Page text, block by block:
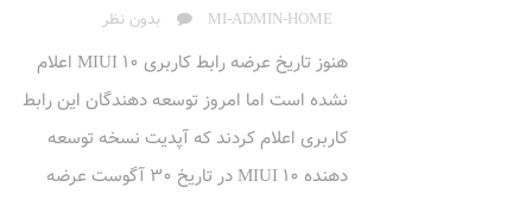
AUTHOR
MI-ADMIN-HOME بدون نظر
هنوز تاریخ عرضه رابط کاربری MIUI 10 اعلام
نشده است اما امروز توسعه دهندگان این رابط
کاربری اعلام کردند که آپدیت نسخه توسعه
دهنده MIUI 10 در تاریخ 30 آگوست عرضه